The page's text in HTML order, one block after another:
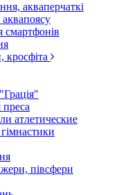
акваперчаткі
смартфонів
кросфіта
атлетические
півсфери